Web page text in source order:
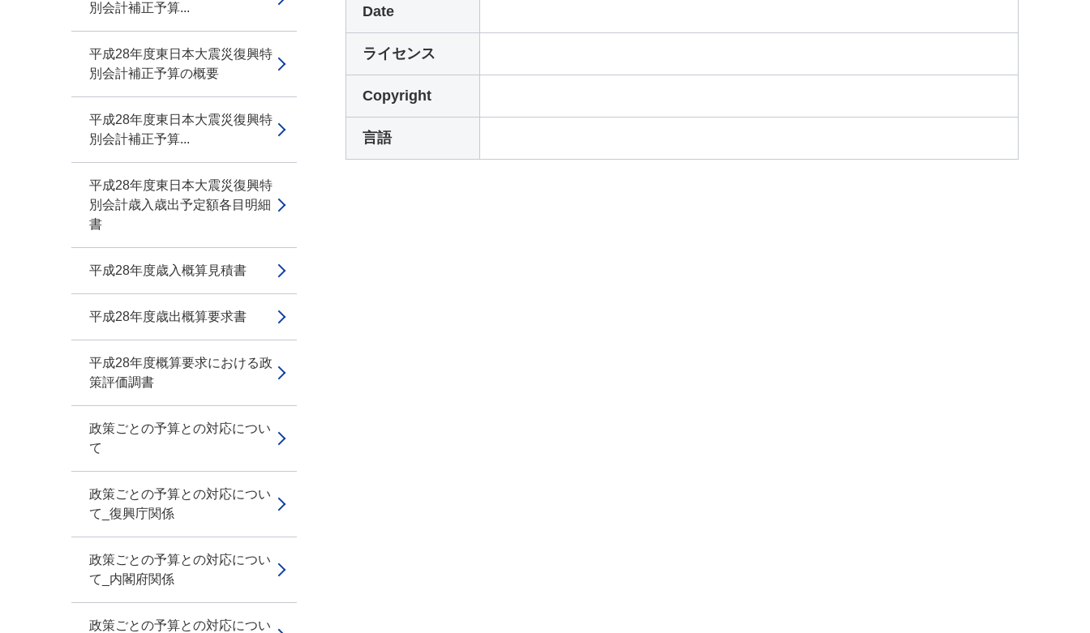
別会計補正予算...
平成28年度東日本大震災復興特
別会計補正予算の概要
平成28年度東日本大震災復興特
別会計補正予算...
平成28年度東日本大震災復興特
別会計歳入歳出予定額各目明細
書
平成28年度歳入概算見積書
平成28年度歳出概算要求書
平成28年度概算要求における政
策評価調書
政策ごとの予算との対応につい
て
政策ごとの予算との対応につい
て_復興庁関係
政策ごとの予算との対応につい
て_内閣府関係
政策ごとの予算との対応につい
Date
ライセンス
Copyright
言語